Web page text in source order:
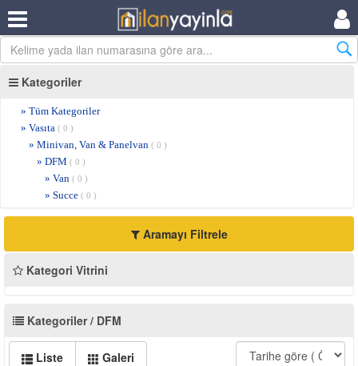
Kategoriler
» Tüm Kategoriler
» Vasıta ( 0 )
» Minivan, Van & Panelvan ( 0 )
» DFM ( 0 )
» Van ( 0 )
» Succe ( 0 )
Aramayı Filtrele
Kategori Vitrini
Kategoriler / DFM
Liste
Galeri